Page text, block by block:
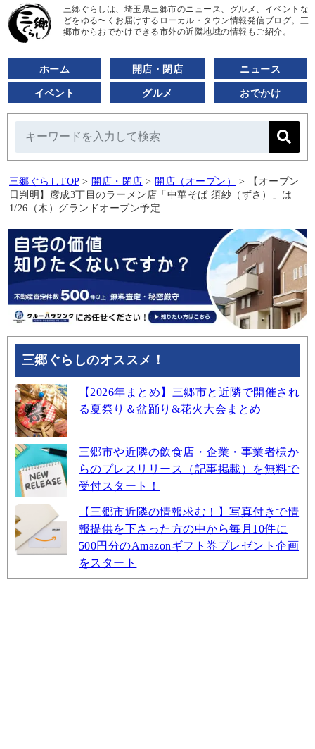
三郷ぐらしは、埼玉県三郷市のニュース、グルメ、イベントな
どをゆる〜くお届けするローカル・タウン情報発信ブログ。三
郷市からおでかけできる市外の近隣地域の情報もご紹介。
ホーム 開店・閉店 ニュース
イベント グルメ おでかけ
三郷ぐらしTOP > 開店・閉店 > 開店（オープン） >
【オープン
日判明】彦成3丁目のラーメン店「中華そば 須紗（ずさ）」は
1/26（木）グランドオープン予定
三郷ぐらしのオススメ！
【2026年まとめ】三郷市と近隣で開催され
る夏祭り＆盆踊り&花火大会まとめ
三郷市や近隣の飲食店・企業・事業者様か
らのプレスリリース（記事掲載）を無料で
受付スタート！
【三郷市近隣の情報求む！】写真付きで情
報提供を下さった方の中から毎月10件に
500円分のAmazonギフト券プレゼント企画
をスタート